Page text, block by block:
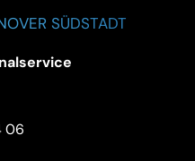
SÜDSTADT
06